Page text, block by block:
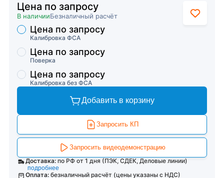
Цена по запросу
В наличииБезналичный расчёт
Торговые предложения
Калибровка ФСА
Цена по запросу
Поверка
Цена по запросу
Калибровка без ФСА
Цена по запросу
Добавить в корзину
Запросить КП
Запросить видеодемонстрацию
Доставка: по РФ от 1 дня (ПЭК, СДЕК, Деловые линии)
подробнее
Оплата: безналичный расчёт (цены указаны с НДС)